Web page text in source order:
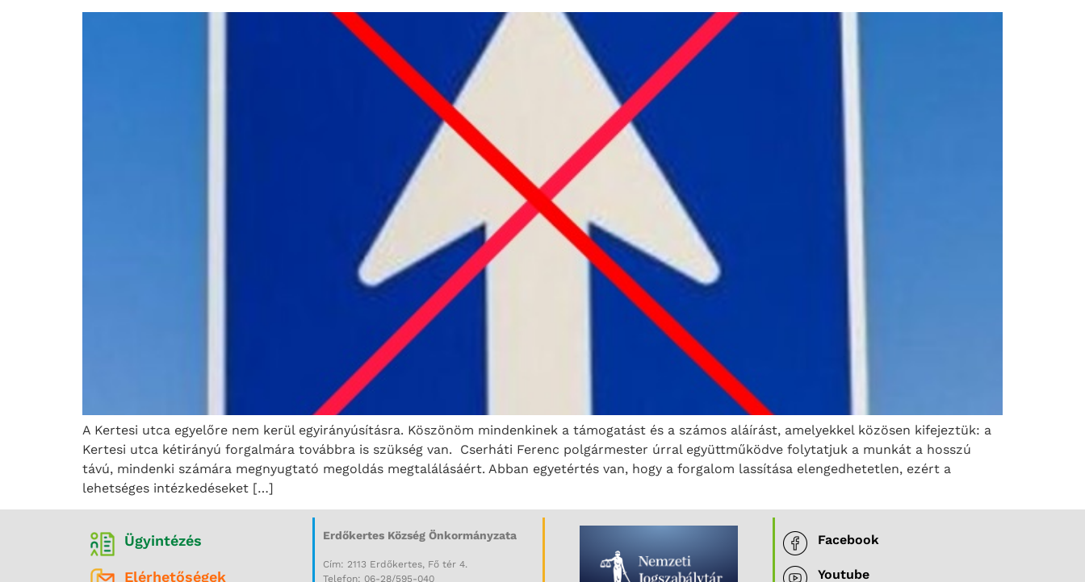
A Kertesi utca egyelőre nem kerül egyirányúsításra. Köszönöm mindenkinek a támogatást és a számos aláírást, amelyekkel közösen kifejeztük: a
Kertesi utca kétirányú forgalmára továbbra is szükség van. Cserháti Ferenc polgármester úrral együttműködve folytatjuk a munkát a hosszú
távú, mindenki számára megnyugtató megoldás megtalálásáért. Abban egyetértés van, hogy a forgalom lassítása elengedhetetlen, ezért a
lehetséges intézkedéseket […]
Ügyintézés
Elérhetőségek
Erdőkertes Község Önkormányzata
Cím: 2113 Erdőkertes, Fő tér 4.
Telefon: 06-28/595-040
Facebook
Youtube